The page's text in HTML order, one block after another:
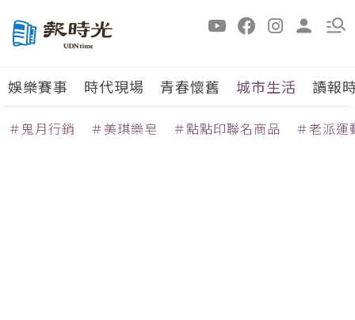
娛樂賽事 時代現場 青春懷舊 城市生活 讀報
＃鬼月行銷 ＃美琪樂皂 ＃點點印聯名商品 ＃老派運